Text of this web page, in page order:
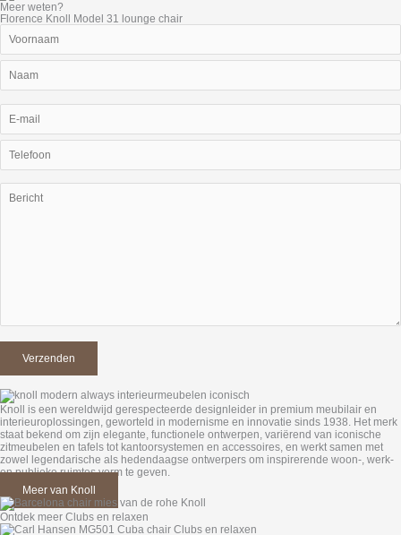
Meer weten?
Florence Knoll Model 31 lounge chair
Knoll is een wereldwijd gerespecteerde designleider in premium meubilair en
interieur­oplossingen, geworteld in modernisme en innovatie sinds 1938. Het merk
staat bekend om zijn elegante, functionele ontwerpen, variërend van iconische
zitmeubelen en tafels tot kantoorsystemen en accessoires, en werkt samen met
zowel legendarische als hedendaagse ontwerpers om inspirerende woon-, werk-
en publieke ruimtes vorm te geven.
Meer van Knoll
Ontdek meer Clubs en relaxen